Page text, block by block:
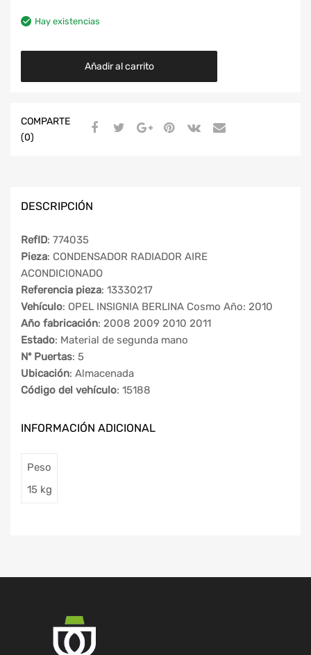
Hay existencias
Añadir al carrito
COMPARTE
(0)
DESCRIPCIÓN
RefID: 774035
Pieza: CONDENSADOR RADIADOR AIRE
ACONDICIONADO
Referencia pieza: 13330217
Vehículo: OPEL INSIGNIA BERLINA Cosmo Año: 2010
Año fabricación: 2008 2009 2010 2011
Estado: Material de segunda mano
Nº Puertas: 5
Ubicación: Almacenada
Código del vehículo: 15188
INFORMACIÓN ADICIONAL
Peso
15 kg